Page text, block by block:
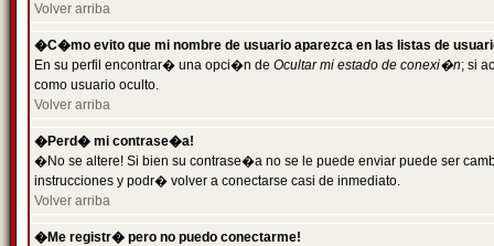
Volver arriba
�C�mo evito que mi nombre de usuario aparezca en las listas de
En su perfil encontrar� una opci�n de Ocultar mi estado de conexi�n; si
como usuario oculto.
Volver arriba
�Perd� mi contrase�a!
�No se altere! Si bien su contrase�a no se le puede enviar puede ser
instrucciones y podr� volver a conectarse casi de inmediato.
Volver arriba
�Me registr� pero no puedo conectarme!